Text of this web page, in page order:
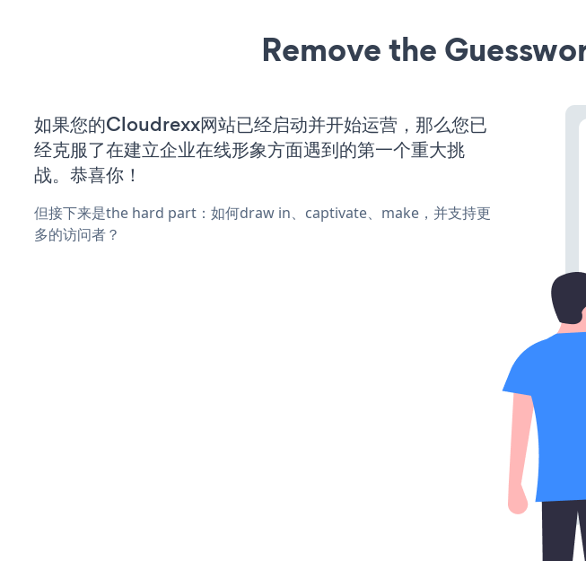
Remove the
如果您的Cloudrexx网站已经启动并开始运营，那么您已
经克服了在建立企业在线形象方面遇到的第一个重大挑
战。恭喜你！
但接下来是the hard part：如何draw in、captivate、make，并支持更
多的访问者？